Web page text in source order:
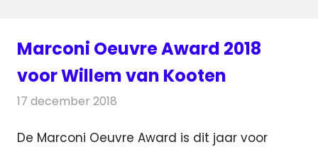
Marconi Oeuvre Award 2018
voor Willem van Kooten
17 december 2018
De Marconi Oeuvre Award is dit jaar voor